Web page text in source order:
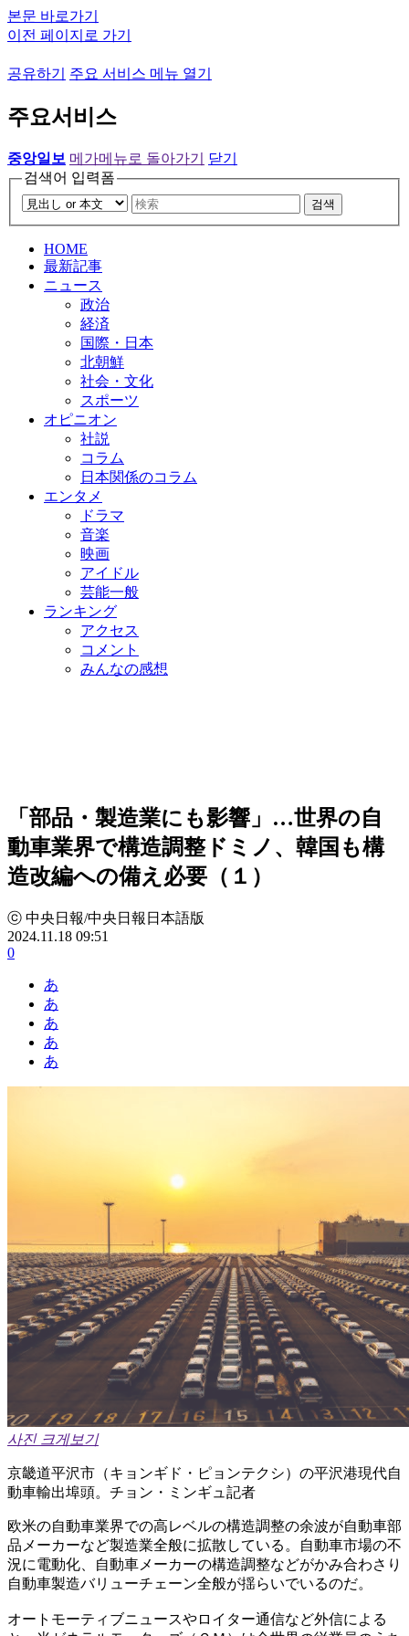
본문 바로가기
이전 페이지로 가기
공유하기 주요 서비스 메뉴 열기
주요서비스
중앙일보 메가메뉴로 돌아가기
닫기
검색어 입력폼
검색
HOME
最新記事
ニュース
政治
経済
国際・日本
北朝鮮
社会・文化
スポーツ
オピニオン
社説
コラム
日本関係のコラム
エンタメ
ドラマ
音楽
映画
アイドル
芸能一般
ランキング
アクセス
コメント
みんなの感想
「部品・製造業にも影響」…世界の自
動車業界で構造調整ドミノ、韓国も構
造改編への備え必要（１）
ⓒ 中央日報/中央日報日本語版
2024.11.18 09:51
0
あ
あ
あ
あ
あ
사진 크게보기
京畿道平沢市（キョンギド・ピョンテクシ）の平沢港現代自
動車輸出埠頭。チョン・ミンギュ記者
欧米の自動車業界での高レベルの構造調整の余波が自動車部
品メーカーなど製造業全般に拡散している。自動車市場の不
況に電動化、自動車メーカーの構造調整などがかみ合わさり
自動車製造バリューチェーン全般が揺らいでいるのだ。
オートモーティブニュースやロイター通信など外信による